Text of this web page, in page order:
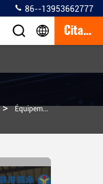
86--13953662777
Citation
> Équipement De Drague À Aspiration Hydraulique En Acier Pour L'élimination De La Boue Et Des Débris